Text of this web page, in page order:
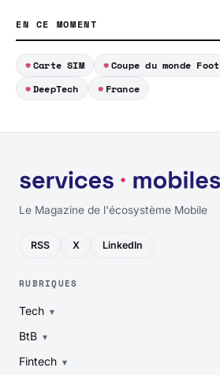
EN CE MOMENT
Carte SIM Coupe du monde Foot
DeepTech
France
Le Magazine de l'écosystème Mobile
RSS X LinkedIn
RUBRIQUES
Tech
BtB
Fintech